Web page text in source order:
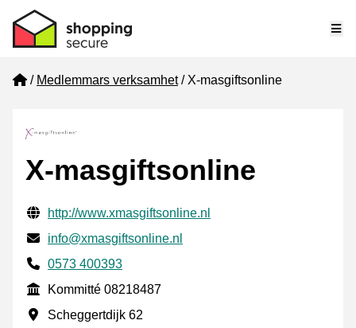
Home
Medlemmars verksamhet X-masgiftsonline
X-masgiftsonline
Verifierade kontaktuppgifter
Website URL
http://www.xmasgiftsonline.nl
E-post
info@xmasgiftsonline.nl
Phone number
0573 400393
Kommitté
Kommitté 08218487
Företagsadress
Scheggertdijk 62